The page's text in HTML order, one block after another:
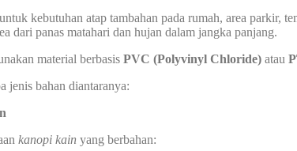
kebutuhan atap tambahan pada rumah, area parkir,
dari panas matahari dan hujan dalam jangka panjang.
material berbasis PVC (Polyvinyl Chloride) atau
jenis bahan diantaranya:
kanopi kain yang berbahan: